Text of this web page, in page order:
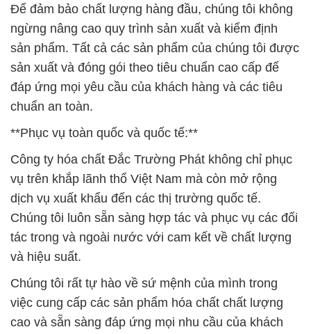
Để đảm bảo chất lượng hàng đầu, chúng tôi không
ngừng nâng cao quy trình sản xuất và kiểm định
sản phẩm. Tất cả các sản phẩm của chúng tôi được
sản xuất và đóng gói theo tiêu chuẩn cao cấp để
đáp ứng mọi yêu cầu của khách hàng và các tiêu
chuẩn an toàn.
**Phục vụ toàn quốc và quốc tế:**
Công ty hóa chất Đắc Trường Phát không chỉ phục
vụ trên khắp lãnh thổ Việt Nam mà còn mở rộng
dịch vụ xuất khẩu đến các thị trường quốc tế.
Chúng tôi luôn sẵn sàng hợp tác và phục vụ các đối
tác trong và ngoài nước với cam kết về chất lượng
và hiệu suất.
Chúng tôi rất tự hào về sứ mệnh của mình trong
việc cung cấp các sản phẩm hóa chất chất lượng
cao và sẵn sàng đáp ứng mọi nhu cầu của khách